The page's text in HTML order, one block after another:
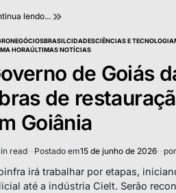
lendo...
BRASILCIDADESCIÊNCIAS E TECNOLOGIA
HORAÚLTIMAS NOTÍCIAS
de Goiás
de
Goiânia
read Postado em15 de junho de 2026 por
irá trabalhar por etapas,
até a indústria Cielt. Serão